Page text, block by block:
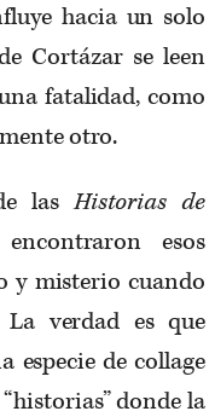
hacia un solo
Cortázar se leen
fatalidad, como
otro.
lasHistorias de
esos
y misterio cuando
verdad es que
especie de collage
dondela